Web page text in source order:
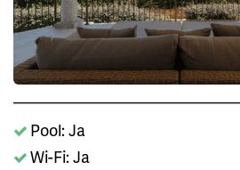
Pool: Ja
Wi-Fi: Ja